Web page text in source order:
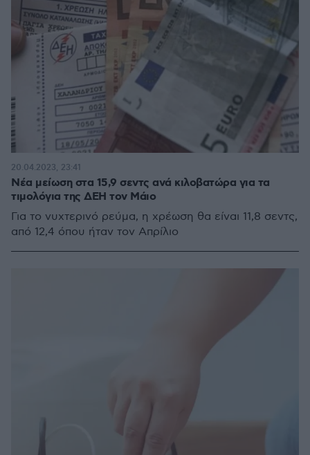
Νέα μείωση στα 15,9 σεντς ανά κιλοβατώρα για τα
τιμολόγια της ΔΕΗ τον Μάιο
Για το νυχτερινό ρεύμα, η χρέωση θα είναι 11,8 σεντς,
από 12,4 όπου ήταν τον Απρίλιο
20.04.2023, 23:41